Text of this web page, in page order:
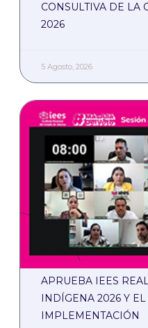
CONSULTIVA DE LA
2026
5 Agosto, 2026
APRUEBA IEES
INDÍGENA 2026 Y
IMPLEMENTACIÓN